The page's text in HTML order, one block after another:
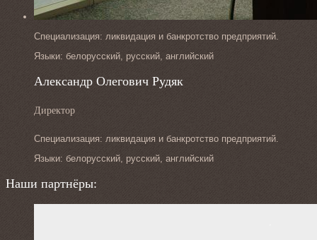
Специализация: ликвидация и банкротство предприятий.
Языки: белорусский, русский, английский
Александр Олегович Рудяк
Директор
Специализация: ликвидация и банкротство предприятий.
Языки: белорусский, русский, английский
Наши партнёры: